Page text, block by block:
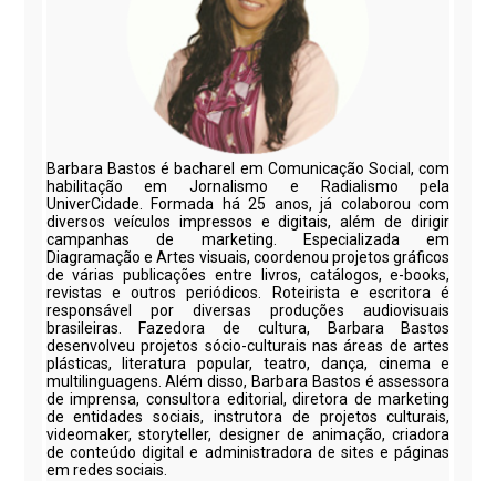
Barbara Bastos é bacharel em Comunicação Social, com
habilitação em Jornalismo e Radialismo pela
UniverCidade. Formada há 25 anos, já colaborou com
diversos veículos impressos e digitais, além de dirigir
campanhas de marketing. Especializada em
Diagramação e Artes visuais, coordenou projetos gráficos
de várias publicações entre livros, catálogos, e-books,
revistas e outros periódicos. Roteirista e escritora é
responsável por diversas produções audiovisuais
brasileiras. Fazedora de cultura, Barbara Bastos
desenvolveu projetos sócio-culturais nas áreas de artes
plásticas, literatura popular, teatro, dança, cinema e
multilinguagens. Além disso, Barbara Bastos é assessora
de imprensa, consultora editorial, diretora de marketing
de entidades sociais, instrutora de projetos culturais,
videomaker, storyteller, designer de animação, criadora
de conteúdo digital e administradora de sites e páginas
em redes sociais.